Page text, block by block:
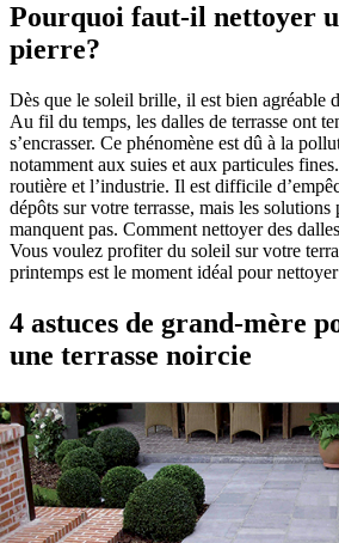
Pourquoi faut-il nettoyer
pierre?
Dès que le soleil brille, il est bien agréable
Au fil du temps, les dalles de terrasse ont
s’encrasser. Ce phénomène est dû à la
notamment aux suies et aux particules
routière et l’industrie. Il est difficile
dépôts sur votre terrasse, mais les
manquent pas. Comment nettoyer des
Vous voulez profiter du soleil sur votre
printemps est le moment idéal pour
4 astuces de grand-mère
une terrasse noircie